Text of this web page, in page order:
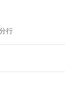
行